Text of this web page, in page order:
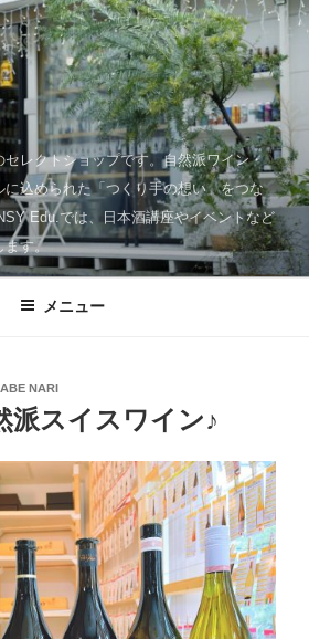
レクトショップです。自然派ワイン・
に込められた「つくり手の想い」をつな
Edu.では、日本酒講座やイベントなど
ます。
メニュー
NARI
派スイスワイン♪